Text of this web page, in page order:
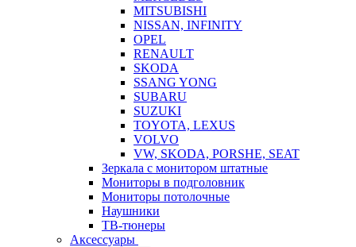
MITSUBISHI
NISSAN, INFINITY
OPEL
RENAULT
SKODA
SSANG YONG
SUBARU
SUZUKI
TOYOTA, LEXUS
VOLVO
VW, SKODA, PORSHE, SEAT
Зеркала с монитором штатные
Мониторы в подголовник
Мониторы потолочные
Наушники
ТВ-тюнеры
Аксессуары